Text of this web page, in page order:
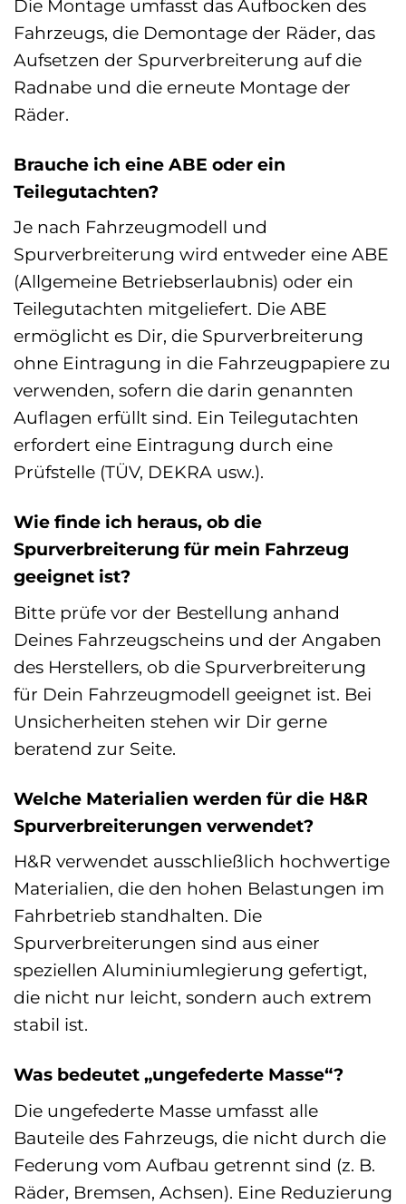
Die Montage umfasst das Aufbocken des
Fahrzeugs, die Demontage der Räder, das
Aufsetzen der Spurverbreiterung auf die
Radnabe und die erneute Montage der
Räder.
Brauche ich eine ABE oder ein
Teilegutachten?
Je nach Fahrzeugmodell und
Spurverbreiterung wird entweder eine ABE
(Allgemeine Betriebserlaubnis) oder ein
Teilegutachten mitgeliefert. Die ABE
ermöglicht es Dir, die Spurverbreiterung
ohne Eintragung in die Fahrzeugpapiere zu
verwenden, sofern die darin genannten
Auflagen erfüllt sind. Ein Teilegutachten
erfordert eine Eintragung durch eine
Prüfstelle (TÜV, DEKRA usw.).
Wie finde ich heraus, ob die
Spurverbreiterung für mein Fahrzeug
geeignet ist?
Bitte prüfe vor der Bestellung anhand
Deines Fahrzeugscheins und der Angaben
des Herstellers, ob die Spurverbreiterung
für Dein Fahrzeugmodell geeignet ist. Bei
Unsicherheiten stehen wir Dir gerne
beratend zur Seite.
Welche Materialien werden für die H&R
Spurverbreiterungen verwendet?
H&R verwendet ausschließlich hochwertige
Materialien, die den hohen Belastungen im
Fahrbetrieb standhalten. Die
Spurverbreiterungen sind aus einer
speziellen Aluminiumlegierung gefertigt,
die nicht nur leicht, sondern auch extrem
stabil ist.
Was bedeutet „ungefederte Masse“?
Die ungefederte Masse umfasst alle
Bauteile des Fahrzeugs, die nicht durch die
Federung vom Aufbau getrennt sind (z. B.
Räder, Bremsen, Achsen). Eine Reduzierung